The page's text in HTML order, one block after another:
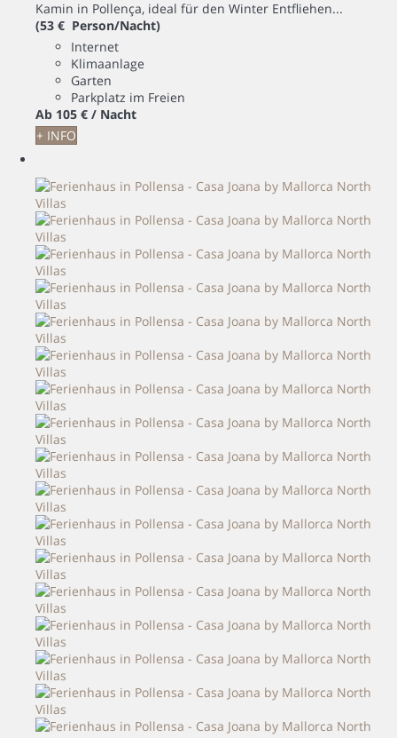
Kamin in Pollença, ideal für den Winter Entfliehen...
(53 € Person/Nacht)
Internet
Klimaanlage
Garten
Parkplatz im Freien
Ab 105 € / Nacht
+ INFO